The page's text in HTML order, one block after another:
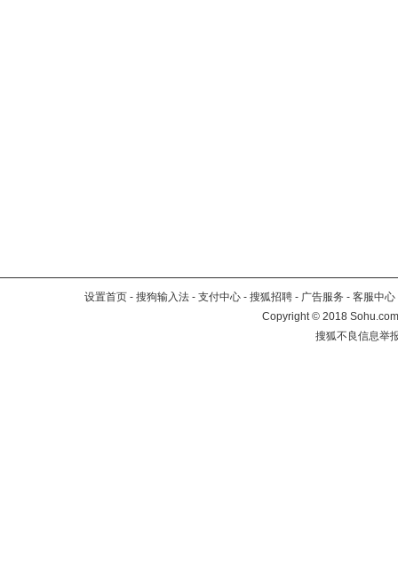
设置首页 - 搜狗输入法 - 支付中心 - 搜狐招聘 - 广告服务 - 客服中心
Copyright©2018
搜狐不良信息举